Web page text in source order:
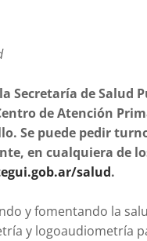
Secretaría de Salud
de Atención
Se puede pedir
en cualquiera de
salud.
y fomentando la
y logoaudiometría